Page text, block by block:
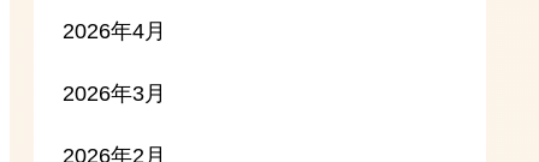
2026年4月
2026年3月
2026年2月